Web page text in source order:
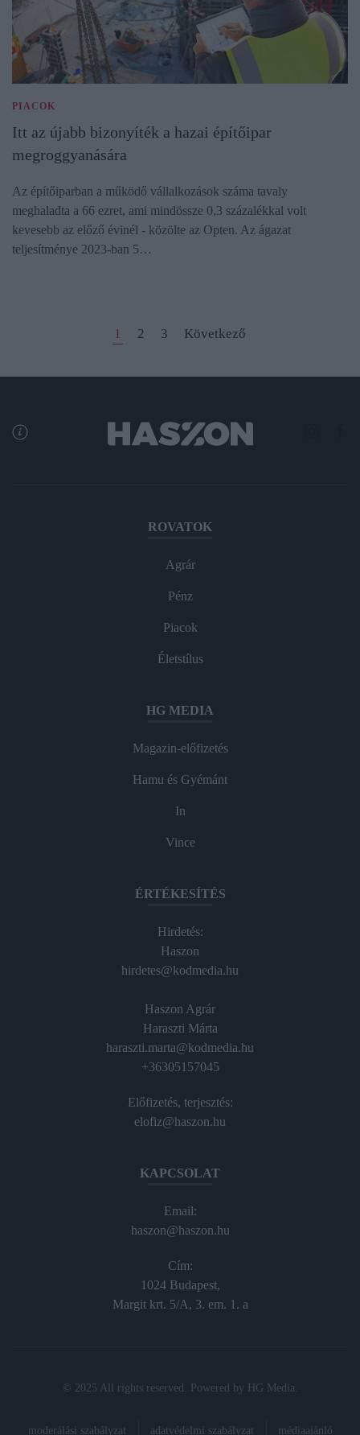
PIACOK
Itt az újabb bizonyíték a hazai építőipar
megroggyanására
Az építőiparban a működő vállalkozások száma tavaly
meghaladta a 66 ezret, ami mindössze 0,3 százalékkal volt
kevesebb az előző évinél - közölte az Opten. Az ágazat
teljesítménye 2023-ban 5…
1 2 3 Következő
ROVATOK
Agrár
Pénz
Piacok
Életstílus
HG MEDIA
Magazin-előfizetés
Hamu és Gyémánt
In
Vince
ÉRTÉKESÍTÉS
Hirdetés:
Haszon
hirdetes@kodmedia.hu
Haszon Agrár
Haraszti Márta
haraszti.marta@kodmedia.hu
+36305157045
Előfizetés, terjesztés:
elofiz@haszon.hu
KAPCSOLAT
Email:
haszon@haszon.hu
Cím:
1024 Budapest,
Margit krt. 5/A, 3. em. 1. a
© 2025 All rights reserved. Powered by HG Media
moderálási szabályzat adatvédelmi szabályzat médiaajánló